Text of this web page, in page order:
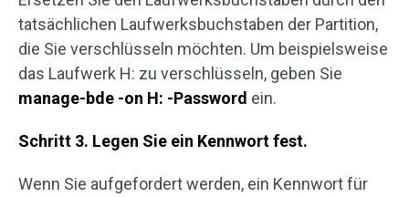
tatsächlichen Laufwerksbuchstaben der Partition,
die Sie verschlüsseln möchten. Um beispielsweise
das Laufwerk H: zu verschlüsseln, geben Sie
manage-bde -on H: -Password ein.
Schritt 3. Legen Sie ein Kennwort fest.
Wenn Sie aufgefordert werden, ein Kennwort für